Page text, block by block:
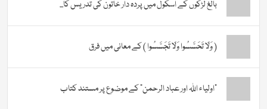
بالغ لڑکوں کے اسکول میں پردہ دار خاتون کی تدریس کا...
( وَلَا تَحَسَّسُوا وَلَا تَجَسَّسُوا ) کے معانی میں فرق
“اولیاء اللہ اور عباد الرحمن” کے موضوع پر مستند کتاب